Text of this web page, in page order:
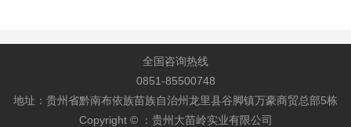
全国咨询热线
0851-85500748
地址：贵州省黔南布依族苗族自治州龙里县谷脚镇万豪商贸总部5栋
Copyright © ：贵州大苗岭实业有限公司